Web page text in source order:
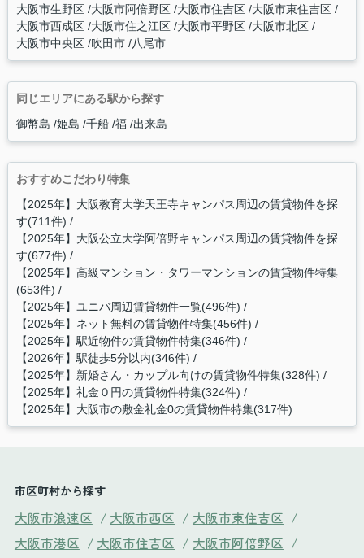
大阪市生野区 大阪市阿倍野区 大阪市住吉区 大阪市東住吉区
大阪市西成区 大阪市住之江区 大阪市平野区 大阪市北区
大阪市中央区 吹田市 八尾市
同じエリアにある駅から探す
御幣島 姫島 千船 福 出来島
おすすめこだわり特集
【2025年】大阪教育大学天王寺キャンパス周辺の賃貸物件を探
す(711件)
【2025年】大阪公立大学阿倍野キャンパス周辺の賃貸物件を探
す(677件)
【2025年】高級マンション・タワーマンションの賃貸物件特集
(653件)
【2025年】ユニバ周辺賃貸物件一覧(496件)
【2025年】ネット無料の賃貸物件特集(456件)
【2025年】駅近物件の賃貸物件特集(346件)
【2026年】駅徒歩5分以内(346件)
【2025年】新婚さん・カップル向けの賃貸物件特集(328件)
【2025年】礼金０円の賃貸物件特集(324件)
【2025年】大阪市の敷金礼金0の賃貸物件特集(317件)
市区町村から探す
大阪市浪速区 / 大阪市西区 / 大阪市東住吉区 /
大阪市港区 / 大阪市住吉区 / 大阪市阿倍野区 /